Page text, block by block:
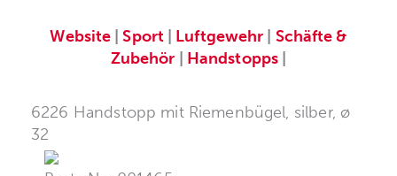
Website |Sport| Luftgewehr
Schäfte &
Zubehör
Handstopps|
6226 Handstopp mit Riemenbügel, silber, ø
32